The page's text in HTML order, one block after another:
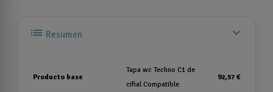
list Resumen expand_more
Producto base
Tapa wc Techno C1 de
cifial Compatible
92,57 €